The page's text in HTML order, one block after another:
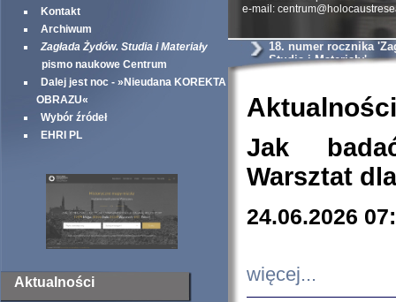
Kontakt
Archiwum
Zagłada Żydów. Studia i Materiały
pismo naukowe Centrum
Dalej jest noc - »Nieudana KOREKTA
OBRAZU«
Wybór źródeł
EHRI PL
Aktualności
e-mail:
18. numer rocznika
Studia i Materiały'
Aktualności
Jak
Warsztat
24.06.2026
więcej...